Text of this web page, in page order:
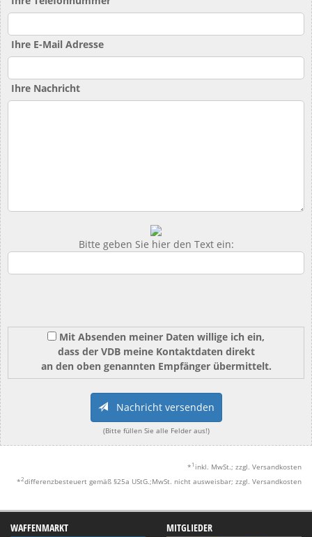
Ihre E-Mail Adresse
Ihre Nachricht
Bitte geben Sie hier den Text ein:
Mit Absenden meiner Daten willige ich ein,
dass der VDB meine Kontaktdaten direkt
an den oben genannten Empfänger übermittelt.
Nachricht versenden
(Bitte füllen Sie alle Felder aus!)
* 1 inkl. MwSt.; zzgl. Versandkosten
*2differenzbesteuert gemäß §25a UStG.;MwSt. nicht ausweisbar; zzgl. Versandkosten
WAFFENMARKT MITGLIEDER